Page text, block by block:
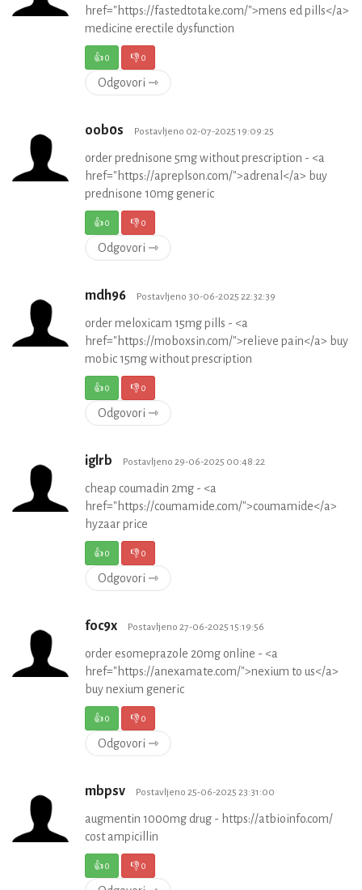
href="https://fastedtotake.com/">mens ed pills</a>
medicine erectile dysfunction
👍0 👎0
Odgovori ⇾
oob0s Postavljeno 02-07-2025 19:09:25
order prednisone 5mg without prescription - <a
href="https://apreplson.com/">adrenal</a> buy
prednisone 10mg generic
👍0 👎0
Odgovori ⇾
mdh96 Postavljeno 30-06-2025 22:32:39
order meloxicam 15mg pills - <a
href="https://moboxsin.com/">relieve pain</a> buy
mobic 15mg without prescription
👍0 👎0
Odgovori ⇾
iglrb Postavljeno 29-06-2025 00:48:22
cheap coumadin 2mg - <a
href="https://coumamide.com/">coumamide</a>
hyzaar price
👍0 👎0
Odgovori ⇾
foc9x Postavljeno 27-06-2025 15:19:56
order esomeprazole 20mg online - <a
href="https://anexamate.com/">nexium to us</a>
buy nexium generic
👍0 👎0
Odgovori ⇾
mbpsv Postavljeno 25-06-2025 23:31:00
augmentin 1000mg drug - https://atbioinfo.com/
cost ampicillin
👍0 👎0